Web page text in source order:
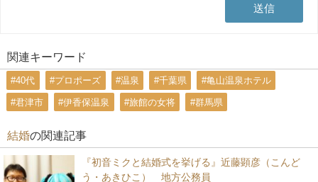
関連キーワード
#40代 #プロポーズ #温泉 #千葉県 #亀山温泉ホテル
#君津市 #伊香保温泉 #旅館の女将 #群馬県
結婚の関連記事
『初音ミクと結婚式を挙げる』近藤顕彦（こんど
う・あきひこ） 地方公務員